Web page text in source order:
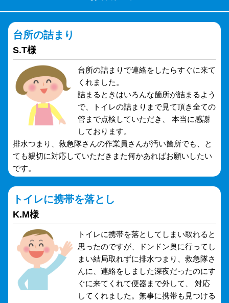
台所の詰まり
S.T様
台所の詰まりで連絡をしたらすぐに来て
くれました。
詰まるときはいろんな箇所が詰まるよう
で、トイレの詰まりまで見て頂き全ての
管まで点検していただき、 本当に感謝
しております。
排水つまり、救急隊さんの作業員さんが汚い箇所でも、と
ても親切に対応していただきまた何かあればお願いしたい
です。
トイレに携帯を落とし
K.M様
トイレに携帯を落としてしまい取れると
思ったのですが、ドンドン奥に行ってし
まい結局取れずに排水つまり、救急隊さ
んに、連絡をしました深夜だったのにす
ぐに来てくれて便器まで外して、 対応
してくれました。無事に携帯も見つける